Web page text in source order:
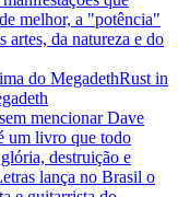
melhor, a "potência"
artes, da natureza e do
Rust in
mencionar Dave
um livro que todo
destruição e
lança no Brasil o